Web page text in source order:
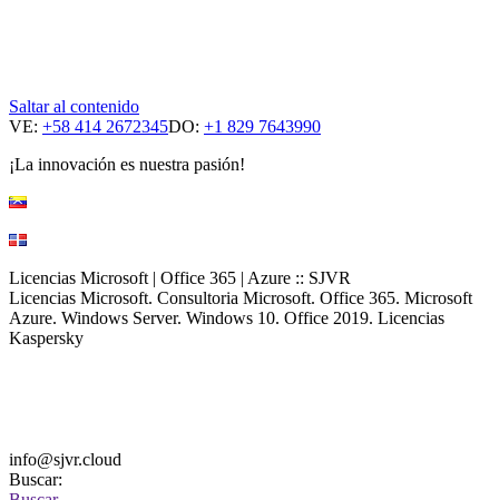
Saltar al contenido
VE: +58 414 2672345DO: +1 829 7643990
¡La innovación es nuestra pasión!
Licencias Microsoft | Office 365 | Azure :: SJVR
Licencias Microsoft. Consultoria Microsoft. Office 365. Microsoft
Azure. Windows Server. Windows 10. Office 2019. Licencias
Kaspersky
info@sjvr.cloud
Buscar: